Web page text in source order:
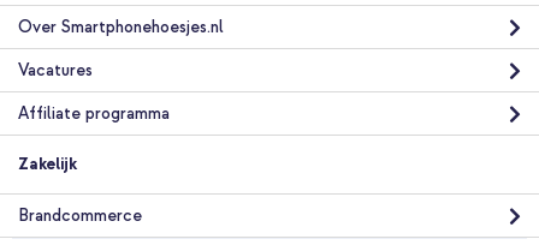
In winkelmandje
verzending
Over Smartphonehoesjes.nl
Vacatures
Affiliate programma
Zakelijk
Brandcommerce